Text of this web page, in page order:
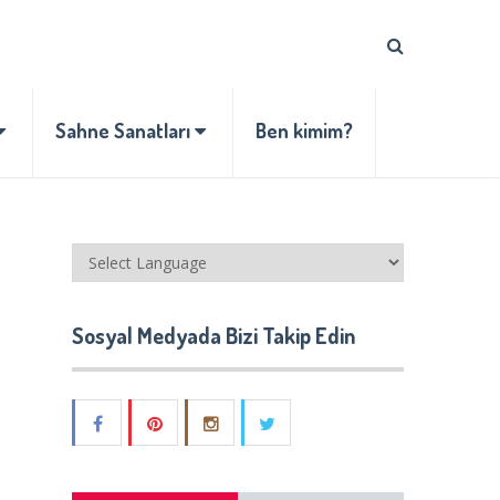
Sahne Sanatları Ben kimim?
Sosyal Medyada Bizi Takip Edin